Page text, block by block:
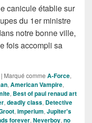
canicule établie sur
du 1er ministre
notre bonne ville,
fois accompli sa
des Comics VO de la
| Marqué comme A-Force,
, American Vampire,
, Best of paul renaud art
, deadly class, Detective
, imperium, Jupiter's
forever, Neverboy, no